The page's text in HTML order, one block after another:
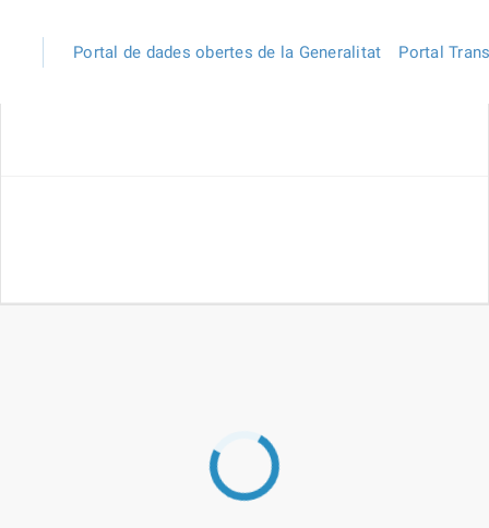
Portal de dades obertes de la Generalitat Portal